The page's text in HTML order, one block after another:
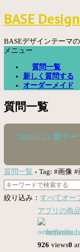
コ
ン
ン
ツ
BASE
BASEデザインテーマ
メニュー
質問一覧
新しく質問する
オーダーメイド
質問一覧
2026.6.22 新テ
質問一覧 › Tag: #画像
絞り込み： すべてオー
アプリの商
netherlands
926 views0